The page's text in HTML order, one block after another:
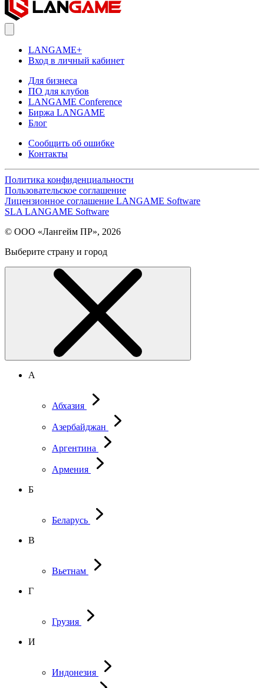
LANGAME+
Вход в личный кабинет
Для бизнеса
ПО для клубов
LANGAME Conference
Биржа LANGAME
Блог
Сообщить об ошибке
Контакты
Политика конфиденциальности
Пользовательское соглашение
Лицензионное соглашение LANGAME Software
SLA LANGAME Software
© ООО «Лангейм ПР», 2026
Выберите страну и город
А
Абхазия
Азербайджан
Аргентина
Армения
Б
Беларусь
В
Вьетнам
Г
Грузия
И
Индонезия